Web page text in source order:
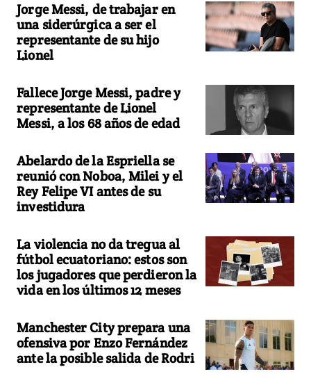
Jorge Messi, de trabajar en
una siderúrgica a ser el
representante de su hijo
Lionel
Fallece Jorge Messi, padre y
representante de Lionel
Messi, a los 68 años de edad
Abelardo de la Espriella se
reunió con Noboa, Milei y el
Rey Felipe VI antes de su
investidura
La violencia no da tregua al
fútbol ecuatoriano: estos son
los jugadores que perdieron la
vida en los últimos 12 meses
Manchester City prepara una
ofensiva por Enzo Fernández
ante la posible salida de Rodri